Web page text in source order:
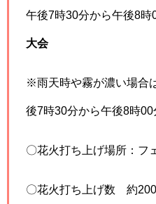
午後7時30分から午後8
大会
※雨天時や霧が濃い場合
後7時30分から午後8時00
〇花火打ち上げ場所：フ
〇花火打ち上げ数 約